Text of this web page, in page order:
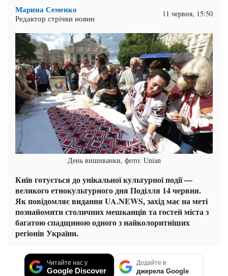
Марина Семенко
Редактор стрічки новин 11 червня, 15:50
День вишиванки, фото: Unian
Київ готується до унікальної культурної події —
великого етнокультурного дня Поділля 14 червня.
Як повідомляє видання UA.NEWS, захід має на меті
познайомити столичних мешканців та гостей міста з
багатою спадщиною одного з найколоритніших
регіонів України.
Читайте нас у
Google Discover
Додайте в
джерела Google